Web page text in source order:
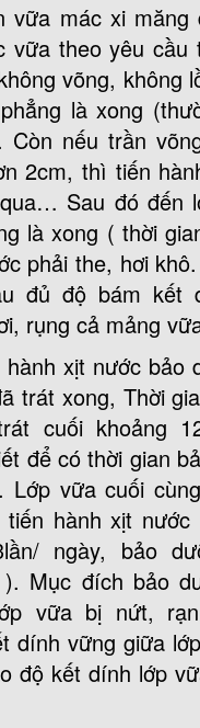
vữa mác xi măng
vữa theo yêu cầu
võng, không
là xong
Còn nếu trần
2cm, thì tiến
Sau đó đến
là xong ( thời
phải the, hơi
đủ độ bám kết
rụng cả mảng
hành xịt nước bảo
trát xong, Thời
cuối khoảng
để có thời gian
Lớp vữa cuối
hành xịt nước
ngày, bảo
Mục đích bảo
vữa bị nứt,
dính vững giữa
độ kết dính lớp